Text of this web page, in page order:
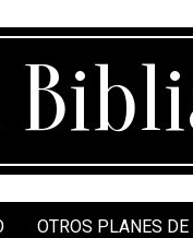
OTROS PLANES DE